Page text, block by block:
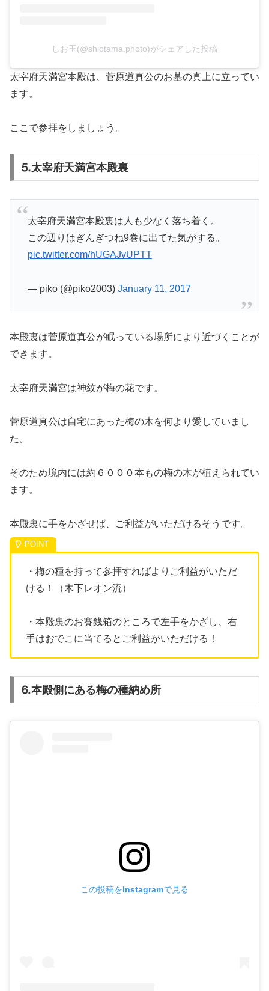
しお玉(@shiotama.photo)がシェアした投稿
太宰府天満宮本殿は、菅原道真公のお墓の真上に立ってい
ます。
ここで参拝をしましょう。
⒌太宰府天満宮本殿裏
太宰府天満宮本殿裏は人も少なく落ち着く。
この辺りはぎんぎつね9巻に出てた気がする。
pic.twitter.com/hUGAJvUPTT
— piko (@piko2003) January 11, 2017
本殿裏は菅原道真公が眠っている場所により近づくことが
できます。
太宰府天満宮は神紋が梅の花です。
菅原道真公は自宅にあった梅の木を何より愛していまし
た。
そのため境内には約６０００本もの梅の木が植えられてい
ます。
本殿裏に手をかざせば、ご利益がいただけるそうです。
・梅の種を持って参拝すればよりご利益がいただ
ける！（木下レオン流）
・本殿裏のお賽銭箱のところで左手をかざし、右
手はおでこに当てるとご利益がいただける！
⒍本殿側にある梅の種納め所
この投稿をInstagramで見る